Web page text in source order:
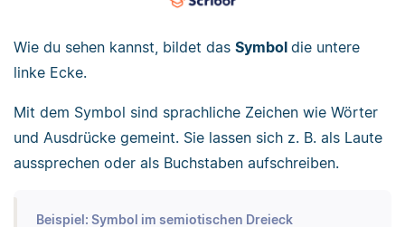
Wie du sehen kannst, bildet das Symbol die untere
linke Ecke.
Mit dem Symbol sind sprachliche Zeichen wie Wörter
und Ausdrücke gemeint. Sie lassen sich z. B. als Laute
aussprechen oder als Buchstaben aufschreiben.
Beispiel: Symbol im semiotischen Dreieck